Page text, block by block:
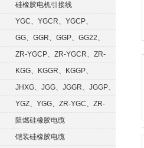
硅橡胶电机引接线
YGC、YGCR、YGCP、
YGCRP
GG、GGR、GGP、GG22、
GGRP
ZR-YGCP、ZR-YGCR、ZR-
YGCRP
KGG、KGGR、KGGP、
KGGRP
JHXG、JGG、JGGR、JGGP、
JGGFYGZ、YGG、ZR-YGC、ZR-
KGG阻燃硅橡胶电缆
铠装硅橡胶电缆